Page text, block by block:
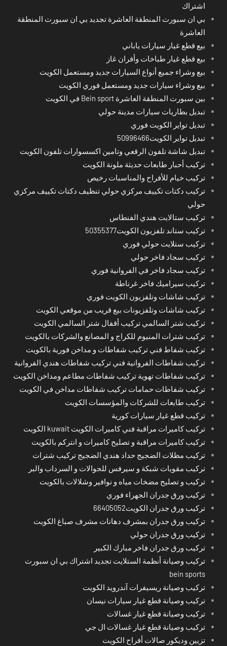
اشتراك
بي ان سبورت المنطقة العاشرة تجديد بي ان سبورت المنطقة
العاشرة
بيع قطع غيار سيارات ياباني
بيع قطع غيار طباخات وأفران غاز
بيع وشراء جميع أنواع السيارات جديد ومستعمل الكويت
بيع وشراء سيارات جديد ومستعمل فوري الكويت
بين سبورت المنطقة العاشرة Bein sport في الكويت
تبديل بطاريات سيارات مدينة حولي
تبديل تواير الكويت فوري
تبديل تواير الكويت50996466
تبديل شاشة تلفون الرقعي وتامين اكسسوارات تلفون الكويت
تركيب أحبار طابعات حديثة ملونة الكويت
تركيب خيام للأفراح والمناسبات رخيص
تركيب دكتات تكييف مركزي حولي تنظيف دكتات تكييف مركزي
حولي
تركيب ستالايت هندي الفنطاس
تركيب ستاند تلفزيون الكويت50355377
تركيب ستلايت حولي فوري
تركيب سجاد فاخر حولي
تركيب سجاد فاخر في الفروانية فوري
تركيب سيراميك فاخر غرناطة
تركيب شاشات وتلفزيون الكويت فوري
تركيب شاشات وتلفزيونات بيع قريب من موقعي الكويت
تركيب شتر السالمي تركيب أقفال شتر السالمي الكويت
تركيب شترات المنيوم للكراج و المصانع والشركات بالكويت
تركيب شفاط فني تركيب شفاطات و مداخن فورية بالكويت
تركيب شفاطات الفروانية فني تركيب شفاطات هندي الفروانية
تركيب شفاطات تهوية تركيب شفاطات مطاعم ومداخن الكويت
تركيب شفاطات حمامات تركيب شفاطات مداخن في الكويت
تركيب طابعات للشركات والمؤسسات الكويت
تركيب قطع غيار سيارات كورية
تركيب كاميرات مراقبة فني كاميرات الكويت kuwait الكويت
تركيب كاميرات مراقبة و تصليح كاميرات و انتركم بالكويت
تركيب مظلات الضجيج حداد هندي الضجيج تركيب شترات
تركيب مقويات شبكة و سيرفس للجوالات و السرداب والبر
تركيب و تصليح مضخات مياه و نوافير وشلالات بالكويت
تركيب ورق جدران الجهراء فوري
تركيب ورق جدران الكويت66405052
تركيب ورق جدران بمشرف دهانات مشرف صباغ الكويت
تركيب ورق جدران حولي
تركيب ورق جدران فاخر مبارك الكبير
تركيب وصيانة أنظمة الستلايت تجديد اشتراك بي ان سبورت
bein sports
تركيب وصيانة ريسيفرات آندرويد الكويت
تركيب وصيانة قطع غيار سيارات نيسان
تركيب وصيانة قطع غيار غسالات
تركيب وصيانة قطع غيار غسالات ال جي
تزيين وديكور صالات أفراح الكويت